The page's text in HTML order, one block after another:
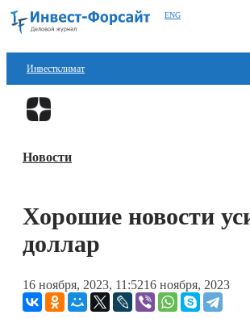
ENG
Инвестклимат
Финансы
Блокчейн
Технологии
Книги
Новости
Хорошие новости
доллар
16 ноября, 2023, 11:5216 ноября, 2023